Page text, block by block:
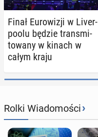
Finał Eu­ro­wi­zji w Li­ver­
po­olu będzie trans­mi­
to­wa­ny w kinach w
całym kraju
Rolki Wiadomości›